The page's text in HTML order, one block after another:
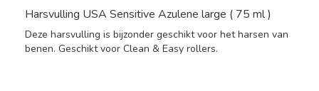
Harsvulling USA Sensitive Azulene large ( 75 ml )
Deze harsvulling is bijzonder geschikt voor het harsen van
benen. Geschikt voor Clean & Easy rollers.